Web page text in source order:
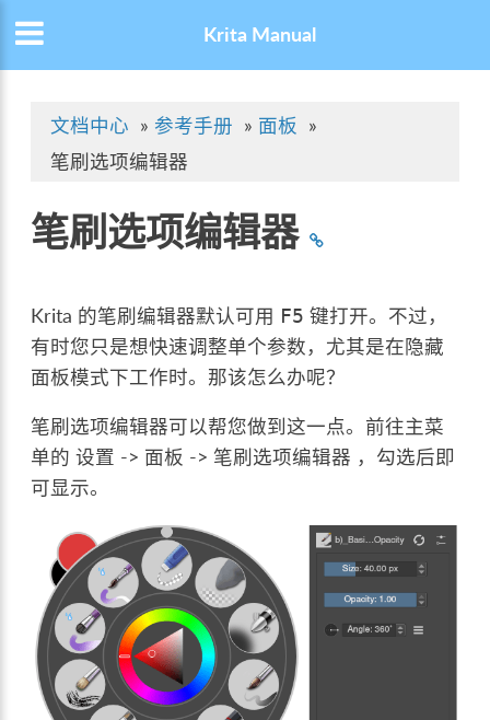
Krita Manual
文档中心 » 参考手册 » 面板
»
笔刷选项编辑器
笔刷选项编辑器
Krita 的笔刷编辑器默认可用 F5 键打开。不过，
有时您只是想快速调整单个参数，尤其是在隐藏
面板模式下工作时。那该怎么办呢？
笔刷选项编辑器可以帮您做到这一点。前往主菜
单的设置 -> 面板 -> 笔刷选项编辑器 ，勾选后即
可显示。